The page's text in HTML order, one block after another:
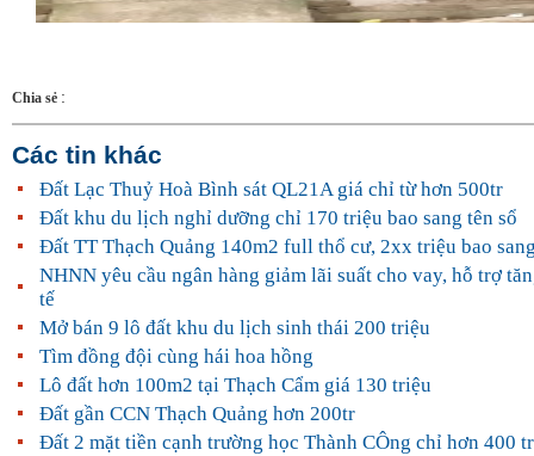
Chia sẻ :
Các tin khác
Đất Lạc Thuỷ Hoà Bình sát QL21A giá chỉ từ hơn 500tr
Đất khu du lịch nghỉ dưỡng chỉ 170 triệu bao sang tên sổ
Đất TT Thạch Quảng 140m2 full thổ cư, 2xx triệu bao
NHNN yêu cầu ngân hàng giảm lãi suất cho vay, hỗ trợ
tế
Mở bán 9 lô đất khu du lịch sinh thái 200 triệu
Tìm đồng đội cùng hái hoa hồng
Lô đất hơn 100m2 tại Thạch Cẩm giá 130 triệu
Đất gần CCN Thạch Quảng hơn 200tr
Đất 2 mặt tiền cạnh trường học Thành CÔng chỉ hơn 400